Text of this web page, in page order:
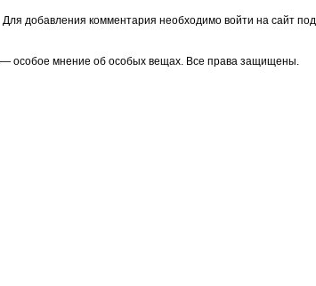
Для добавления комментария необходимо войти на сайт
особое мнение об особых вещах. Все права защищены.